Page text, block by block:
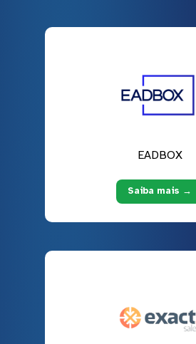
EADBOX
Saiba mais →